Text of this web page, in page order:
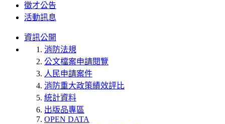
徵才公告
活動訊息
資訊公開
消防法規
公文檔案申請閱覽
人民申請案件
消防重大政策績效評比
統計資料
出版品專區
OPEN DATA